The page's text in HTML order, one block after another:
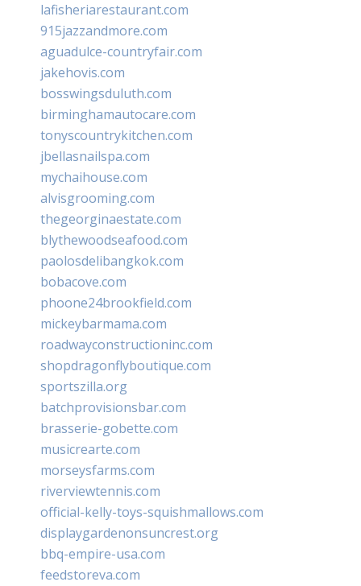
lafisheriarestaurant.com
915jazzandmore.com
aguadulce-countryfair.com
jakehovis.com
bosswingsduluth.com
birminghamautocare.com
tonyscountrykitchen.com
jbellasnailspa.com
mychaihouse.com
alvisgrooming.com
thegeorginaestate.com
blythewoodseafood.com
paolosdelibangkok.com
bobacove.com
phoone24brookfield.com
mickeybarmama.com
roadwayconstructioninc.com
shopdragonflyboutique.com
sportszilla.org
batchprovisionsbar.com
brasserie-gobette.com
musicrearte.com
morseysfarms.com
riverviewtennis.com
official-kelly-toys-squishmallows.com
displaygardenonsuncrest.org
bbq-empire-usa.com
feedstoreva.com